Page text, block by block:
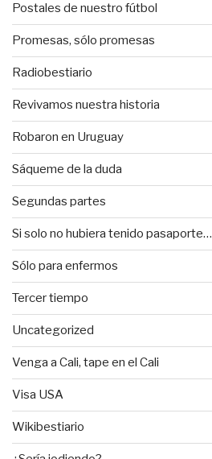
Postales de nuestro fútbol
Promesas, sólo promesas
Radiobestiario
Revivamos nuestra historia
Robaron en Uruguay
Sáqueme de la duda
Segundas partes
Si solo no hubiera tenido pasaporte…
Sólo para enfermos
Tercer tiempo
Uncategorized
Venga a Cali, tape en el Cali
Visa USA
Wikibestiario